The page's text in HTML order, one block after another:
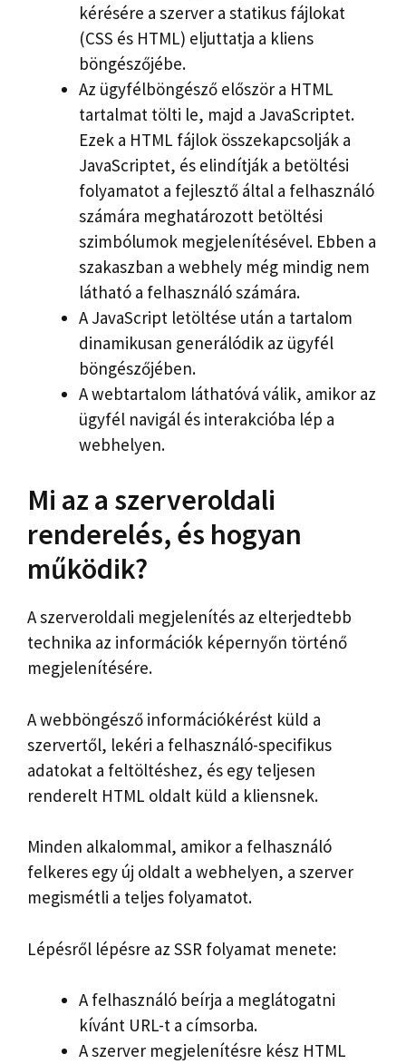
kérésére a szerver a statikus fájlokat
(CSS és HTML) eljuttatja a kliens
böngészőjébe.
Az ügyfélböngésző először a HTML
tartalmat tölti le, majd a JavaScriptet.
Ezek a HTML fájlok összekapcsolják a
JavaScriptet, és elindítják a betöltési
folyamatot a fejlesztő által a felhasználó
számára meghatározott betöltési
szimbólumok megjelenítésével. Ebben a
szakaszban a webhely még mindig nem
látható a felhasználó számára.
A JavaScript letöltése után a tartalom
dinamikusan generálódik az ügyfél
böngészőjében.
A webtartalom láthatóvá válik, amikor az
ügyfél navigál és interakcióba lép a
webhelyen.
Mi az a szerveroldali
renderelés, és hogyan
működik?
A szerveroldali megjelenítés az elterjedtebb
technika az információk képernyőn történő
megjelenítésére.
A webböngésző információkérést küld a
szervertől, lekéri a felhasználó-specifikus
adatokat a feltöltéshez, és egy teljesen
renderelt HTML oldalt küld a kliensnek.
Minden alkalommal, amikor a felhasználó
felkeres egy új oldalt a webhelyen, a szerver
megismétli a teljes folyamatot.
Lépésről lépésre az SSR folyamat menete:
A felhasználó beírja a meglátogatni
kívánt URL-t a címsorba.
A szerver megjelenítésre kész HTML